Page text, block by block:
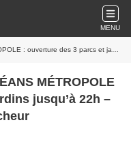
MENU
et jardins jusqu’à 22h – Sites pour trouver de la fraîcheur
MÉTROPOLE
jusqu’à 22h –